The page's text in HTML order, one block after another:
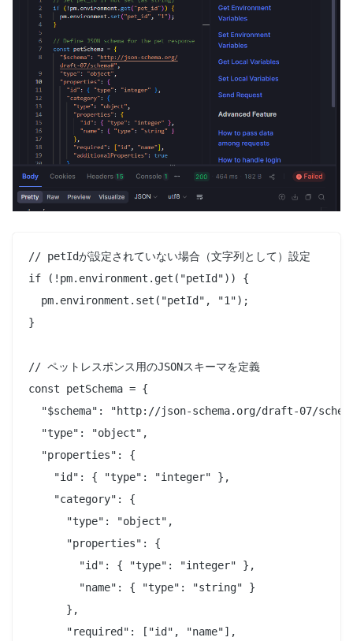
// petIdが設定されていない場合（文字列として）設定
if (!pm.environment.get("petId")) {
  pm.environment.set("petId", "1");
}
// ペットレスポンス用のJSONスキーマを定義
const petSchema = {
"$schema": "http://json-schema.org/draft-07/
  "type": "object",
  "properties": {
    "id": { "type": "integer" },
    "category": {
      "type": "object",
      "properties": {
        "id": { "type": "integer" },
        "name": { "type": "string" }
      },
      "required": ["id", "name"],